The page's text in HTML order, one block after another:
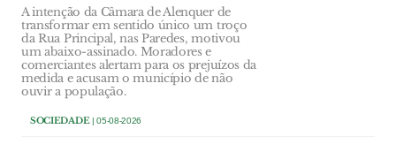
A intenção da Câmara de Alenquer de
transformar em sentido único um troço
da Rua Principal, nas Paredes, motivou
um abaixo-assinado. Moradores e
comerciantes alertam para os prejuízos da
medida e acusam o município de não
ouvir a população.
SOCIEDADE| 05-08-2026